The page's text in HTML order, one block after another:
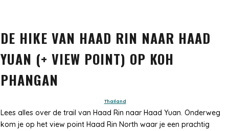
DE HIKE VAN HAAD RIN NAAR HAAD
YUAN (+ VIEW POINT) OP KOH
PHANGAN
Thailand
Lees alles over de trail van Haad Rin naar Haad Yuan. Onderweg
kom je op het view point Haad Rin North waar je een prachtig